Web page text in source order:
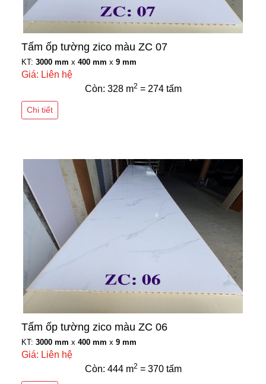
Tấm ốp tường zico màu ZC 07
KT: 3000 mm x 400 mm x 9 mm
Giá: Liên hệ
Còn: 328 m2 = 274 tấm
Chi tiết
Tấm ốp tường zico màu ZC 06
KT: 3000 mm x 400 mm x 9 mm
Giá: Liên hệ
Còn: 444 m2 = 370 tấm